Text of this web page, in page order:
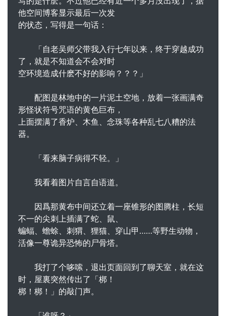
他空间博客显示最后一次发
的状态，写得是一句话：
「自老吴师父带我入行七年以来，终于穿越成功
了，就是不知道会不会对时
空环境造成什麽不好的影响？？？」
配图是林地中的一片泥土空地，放着一张画满奇
形怪状符号咒语的黄色巨布，
上面摆满了香炉、木鱼、念珠等各种乱七八糟的法
器。
「看来脑子病得不轻。」
我看着图片自言自语道。
因爲那黄布中间还立着一座锥形的图腾柱，长短
不一的尖刺上插满了蛇、鼠、
蝙蝠、蟾蜍、刺猬、狸猫、穿山甲……等野生动物，
活像一尊诡异恐怖的尸骨塔。
我打了个哆嗦，退出页面回到了聊天室，就在这
时，屋裏突然传出了「梆！
梆！梆！」的敲门声。